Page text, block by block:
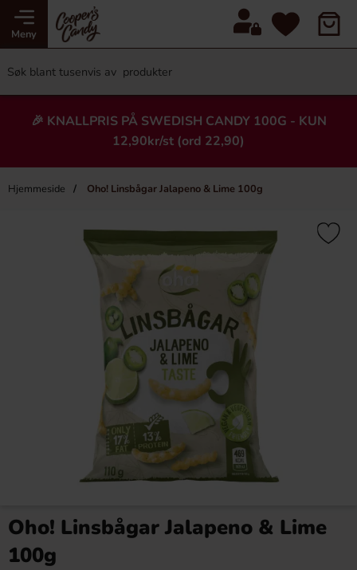
Meny
🎉 KNALLPRIS PÅ SWEDISH CANDY 100G - KUN
12,90kr/st (ord 22,90)
Hjemmeside Oho! Linsbågar Jalapeno & Lime 100g
Heading
×
Variety 297g
-9%
33cl x 24st
Oho! Linsbågar Jalapeno & Lime
100g